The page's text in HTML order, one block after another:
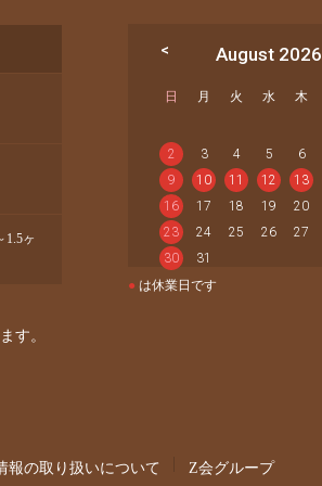
ヶ
す。
August 2026
日 月 火 水 木
2
3 4 5 6
9
10 11 12 13
16
17 18 19 20
23
24 25 26 27
30
31
● は休業日です
報の取り扱いについて Z会グループ